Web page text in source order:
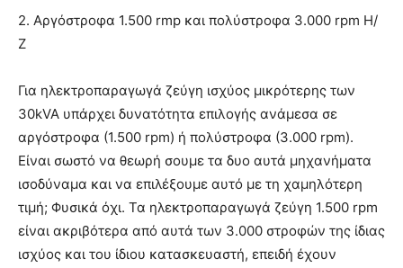
2. Αργόστροφα 1.500 rmp και πολύστροφα 3.000 rpm Η/
Ζ
Για ηλεκτροπαραγωγά ζεύγη ισχύος μικρότερης των
30kVA υπάρχει δυνατότητα επιλογής ανάμεσα σε
αργόστροφα (1.500 rpm) ή πολύστροφα (3.000 rpm).
Είναι σωστό να θεωρή σουμε τα δυο αυτά μηχανήματα
ισοδύναμα και να επιλέξουμε αυτό με τη χαμηλότερη
τιμή; Φυσικά όχι. Τα ηλεκτροπαραγωγά ζεύγη 1.500 rpm
είναι ακριβότερα από αυτά των 3.000 στροφών της ίδιας
ισχύος και του ίδιου κατασκευαστή, επειδή έχουν